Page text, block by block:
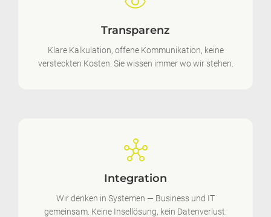
Transparenz
Klare Kalkulation, offene Kommunikation, keine
versteckten Kosten. Sie wissen immer wo wir stehen.
hub
Integration
Wir denken in Systemen — Business und IT
gemeinsam. Keine Insellösung, kein Datenverlust.